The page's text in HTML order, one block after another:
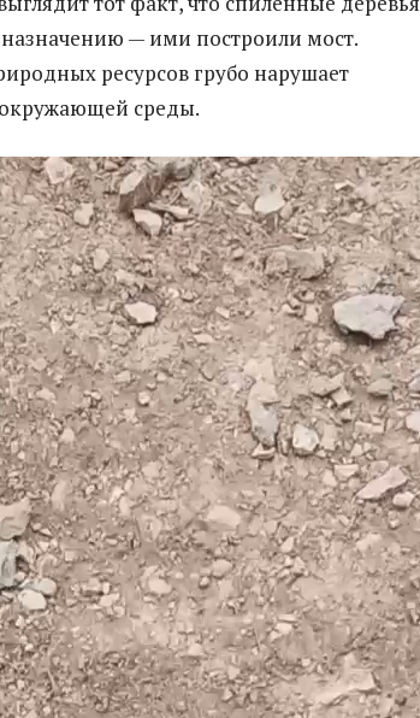
назначению — ими построили мост.
ресурсов грубо нарушает
окружающей среды.